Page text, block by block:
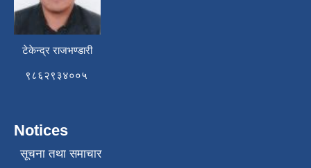
टेकेन्द्र राजभण्डारी
९८६२९३४००५
Notices
सूचना तथा समाचार